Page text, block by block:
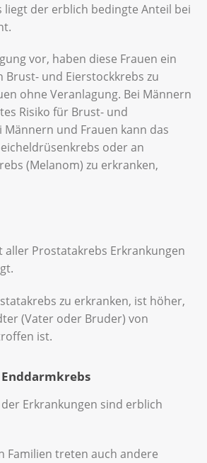
liegt der erblich bedingte Anteil bei
vor, haben diese Frauen ein
Brust- und Eierstockkrebs zu
ohne Veranlagung. Bei Männern
Risiko für Brust- und
Männern und Frauen kann das
oder an
(Melanom) zu erkranken,
aller Prostatakrebs Erkrankungen
zu erkranken, ist höher,
(Vater oder Bruder) von
ist.
Erkrankungen sind erblich
Familien treten auch andere